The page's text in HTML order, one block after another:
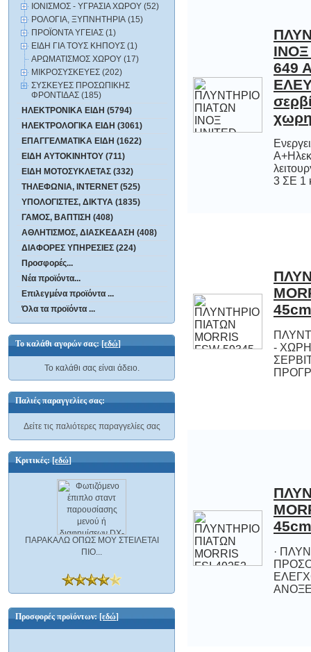
ΙΟΝΙΣΜΟΣ - ΥΓΡΑΣΙΑ ΧΩΡΟΥ (52)
ΡΟΛΟΓΙΑ, ΞΥΠΝΗΤΗΡΙΑ (15)
ΠΡΟΪΟΝΤΑ ΥΓΕΙΑΣ (1)
ΕΙΔΗ ΓΙΑ ΤΟΥΣ ΚΗΠΟΥΣ (1)
ΑΡΩΜΑΤΙΣΜΟΣ ΧΩΡΟΥ (17)
ΜΙΚΡΟΣΥΣΚΕΥΕΣ (202)
ΣΥΣΚΕΥΕΣ ΠΡΟΣΩΠΙΚΗΣ
ΦΡΟΝΤΙΔΑΣ (185)
ΗΛΕΚΤΡΟΝΙΚΑ ΕΙΔΗ (5794)
ΗΛΕΚΤΡΟΛΟΓΙΚΑ ΕΙΔΗ (3061)
ΕΠΑΓΓΕΛΜΑΤΙΚΑ ΕΙΔΗ (1622)
ΕΙΔΗ ΑΥΤΟΚΙΝΗΤΟΥ (711)
ΕΙΔΗ ΜΟΤΟΣΥΚΛΕΤΑΣ (332)
ΤΗΛΕΦΩΝΙΑ, INTERNET (525)
ΥΠΟΛΟΓΙΣΤΕΣ, ΔΙΚΤΥΑ (1835)
ΓΑΜΟΣ, ΒΑΠΤΙΣΗ (408)
ΑΘΛΗΤΙΣΜΟΣ, ΔΙΑΣΚΕΔΑΣΗ (408)
ΔΙΑΦΟΡΕΣ ΥΠΗΡΕΣΙΕΣ (224)
Προσφορές...
Νέα προϊόντα...
Επιλεγμένα προϊόντα ...
Όλα τα προϊόντα ...
Το καλάθι αγορών σας:[εδώ]
Το καλάθι σας είναι άδειο.
Παλιές παραγγελίες σας:
Δείτε τις παλιότερες παραγγελίες σας
Κριτικές:[εδώ]
ΠΑΡΑΚΑΛΩ ΟΠΩΣ ΜΟΥ ΣΤΕΙΛΕΤΑΙ
ΠΙΟ...
Προσφορές προϊόντων:[εδώ]
649
3 ΣΕ 1
-
·